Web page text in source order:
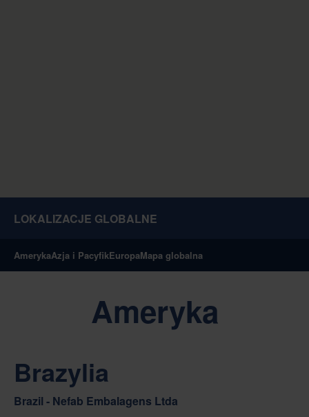
LOKALIZACJE GLOBALNE
AmerykaAzja i PacyfikEuropaMapa globalna
Ameryka
Brazylia
Brazil - Nefab Embalagens Ltda